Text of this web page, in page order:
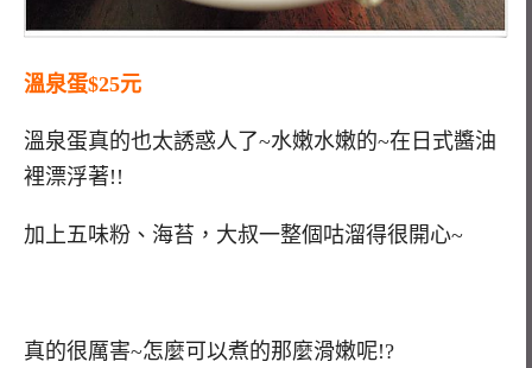
溫泉蛋$25元
溫泉蛋真的也太誘惑人了~水嫩水嫩的~在日式醬油
裡漂浮著!!
加上五味粉、海苔，大叔一整個咕溜得很開心~
真的很厲害~怎麼可以煮的那麼滑嫩呢!?